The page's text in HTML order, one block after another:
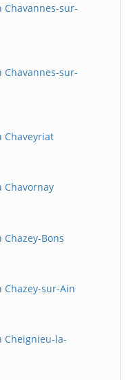
sur-
sur-
Chaveyriat
Chavornay
Bons
sur-Ain
Cheignieu-la-